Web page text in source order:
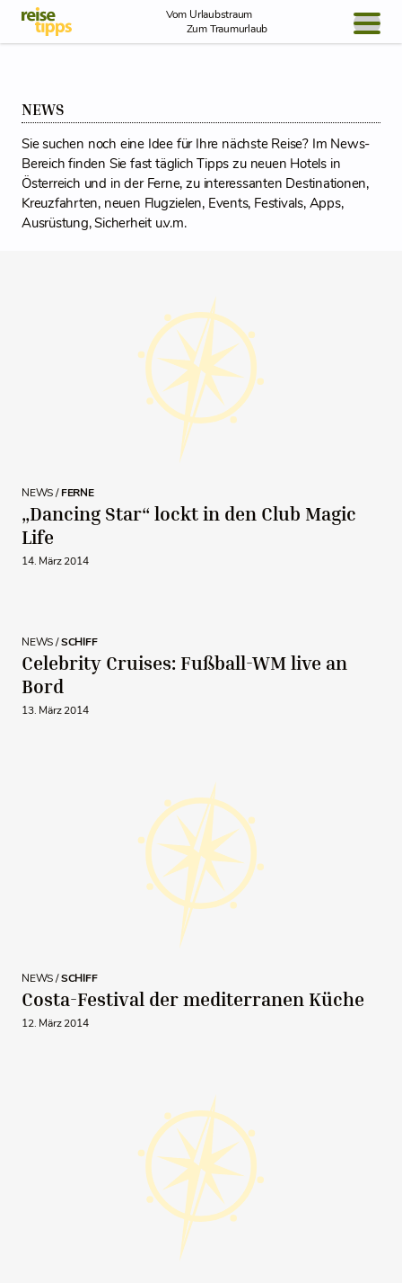
Skip to Content
Vom Urlaubstraum
Zum Traumurlaub
REISEIDEEN
NEWS
Sie suchen noch eine Idee für Ihre nächste Reise? Im News-
Bereich finden Sie fast täglich Tipps zu neuen Hotels in
Österreich und in der Ferne, zu interessanten Destinationen,
Kreuzfahrten, neuen Flugzielen, Events, Festivals, Apps,
Ausrüstung, Sicherheit u.v.m.
NEWS /FERNE
„Dancing Star“ lockt in den Club Magic
Life
14. März 2014
NEWS /SCHIFF
Celebrity Cruises: Fußball-WM live an
Bord
13. März 2014
NEWS /SCHIFF
Costa-Festival der mediterranen Küche
12. März 2014